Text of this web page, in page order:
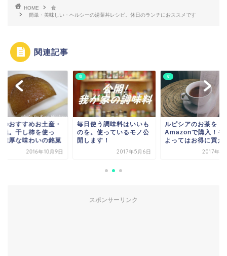
HOME
食
簡単・美味しい・ヘルシーの湯葉丼レシピ。休日のランチにおススメです
関連記事
のおすすめお土産・
羹。干し柿を使っ
濃厚な味わいの銘菓
2016年10月9日
食
毎日使う調味料はいいも
のを。使っているモノ公
開します！
2017年5月6日
食
ルピシアのお茶を
Amazonで購入！モ
よってはお得に買え
2017年1
スポンサーリンク